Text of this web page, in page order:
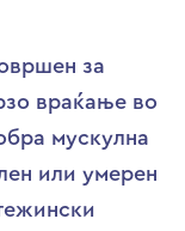
за
враќање во
мускулна
или умерен